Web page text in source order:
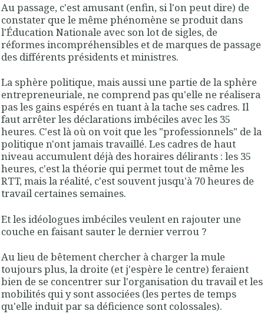
Au passage, c'est amusant (enfin, si l'on peut dire) de
constater que le même phénomène se produit dans
l'Éducation Nationale avec son lot de sigles, de
réformes incompréhensibles et de marques de passage
des différents présidents et ministres.
La sphère politique, mais aussi une partie de la sphère
entrepreneuriale, ne comprend pas qu'elle ne réalisera
pas les gains espérés en tuant à la tache ses cadres. Il
faut arrêter les déclarations imbéciles avec les 35
heures. C'est là où on voit que les "professionnels" de la
politique n'ont jamais travaillé. Les cadres de haut
niveau accumulent déjà des horaires délirants : les 35
heures, c'est la théorie qui permet tout de même les
RTT, mais la réalité, c'est souvent jusqu'à 70 heures de
travail certaines semaines.
Et les idéologues imbéciles veulent en rajouter une
couche en faisant sauter le dernier verrou ?
Au lieu de bêtement chercher à charger la mule
toujours plus, la droite (et j'espère le centre) feraient
bien de se concentrer sur l'organisation du travail et les
mobilités qui y sont associées (les pertes de temps
qu'elle induit par sa déficience sont colossales).